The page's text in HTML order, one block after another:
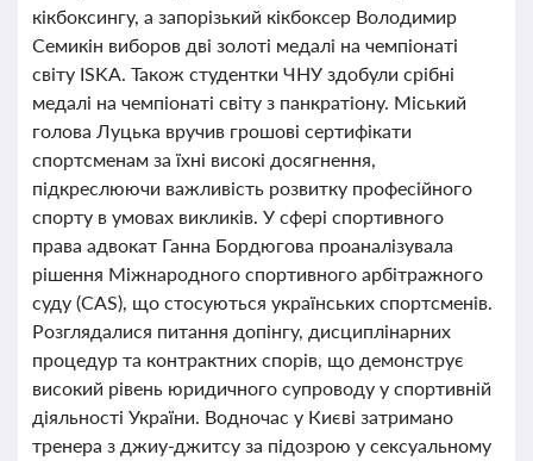
кікбоксингу, а запорізький кікбоксер Володимир
Семикін виборов дві золоті медалі на чемпіонаті
світу ISKA. Також студентки ЧНУ здобули срібні
медалі на чемпіонаті світу з панкратіону. Міський
голова Луцька вручив грошові сертифікати
спортсменам за їхні високі досягнення,
підкреслюючи важливість розвитку професійного
спорту в умовах викликів. У сфері спортивного
права адвокат Ганна Бордюгова проаналізувала
рішення Міжнародного спортивного арбітражного
суду (CAS), що стосуються українських спортсменів.
Розглядалися питання допінгу, дисциплінарних
процедур та контрактних спорів, що демонструє
високий рівень юридичного супроводу у спортивній
діяльності України. Водночас у Києві затримано
тренера з джиу-джитсу за підозрою у сексуальному